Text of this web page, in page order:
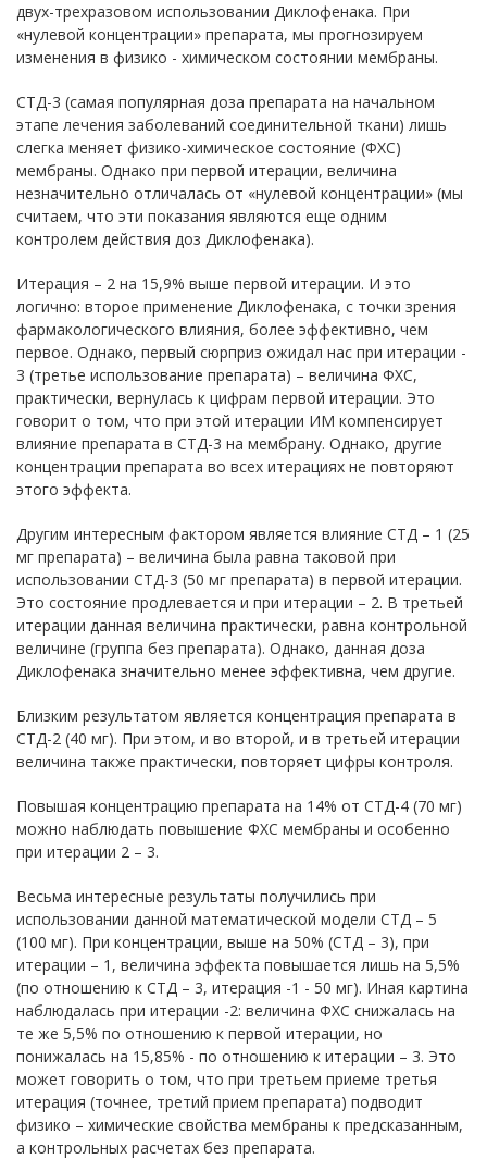
двух-трехразовом использовании Диклофенака. При
«нулевой концентрации» препарата, мы прогнозируем
изменения в физико - химическом состоянии мембраны.
СТД-3 (самая популярная доза препарата на начальном
этапе лечения заболеваний соединительной ткани) лишь
слегка меняет физико-химическое состояние (ФХС)
мембраны. Однако при первой итерации, величина
незначительно отличалась от «нулевой концентрации» (мы
считаем, что эти показания являются еще одним
контролем действия доз Диклофенака).
Итерация – 2 на 15,9% выше первой итерации. И это
логично: второе применение Диклофенака, с точки зрения
фармакологического влияния, более эффективно, чем
первое. Однако, первый сюрприз ожидал нас при итерации -
3 (третье использование препарата) – величина ФХС,
практически, вернулась к цифрам первой итерации. Это
говорит о том, что при этой итерации ИМ компенсирует
влияние препарата в СТД-3 на мембрану. Однако, другие
концентрации препарата во всех итерациях не повторяют
этого эффекта.
Другим интересным фактором является влияние СТД – 1 (25
мг препарата) – величина была равна таковой при
использовании СТД-3 (50 мг препарата) в первой итерации.
Это состояние продлевается и при итерации – 2. В третьей
итерации данная величина практически, равна контрольной
величине (группа без препарата). Однако, данная доза
Диклофенака значительно менее эффективна, чем другие.
Близким результатом является концентрация препарата в
СТД-2 (40 мг). При этом, и во второй, и в третьей итерации
величина также практически, повторяет цифры контроля.
Повышая концентрацию препарата на 14% от СТД-4 (70 мг)
можно наблюдать повышение ФХС мембраны и особенно
при итерации 2 – 3.
Весьма интересные результаты получились при
использовании данной математической модели СТД – 5
(100 мг). При концентрации, выше на 50% (СТД – 3), при
итерации – 1, величина эффекта повышается лишь на 5,5%
(по отношению к СТД – 3, итерация -1 - 50 мг). Иная картина
наблюдалась при итерации -2: величина ФХС снижалась на
те же 5,5% по отношению к первой итерации, но
понижалась на 15,85% - по отношению к итерации – 3. Это
может говорить о том, что при третьем приеме третья
итерация (точнее, третий прием препарата) подводит
физико – химические свойства мембраны к предсказанным,
а контрольных расчетах без препарата.